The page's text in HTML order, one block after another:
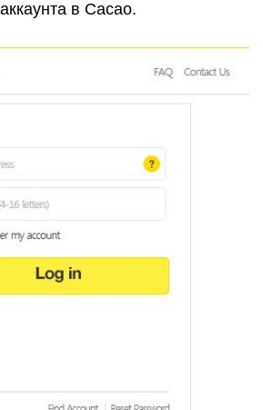
в Cacao.